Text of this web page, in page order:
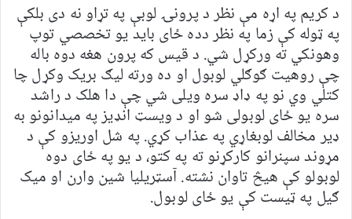
د کریم په اړه مې نظر د پرونۍ لوبې په تړاو نه دی بلکې
په ټوله کې زما په نظر دده ځای باید یو تخصصي توپ
وهونکي ته ورکړل شي. د قیس که پرون هغه دوه باله
چې روهیت ګوګلي لوبول او ده ورته لیګ بریک وکړل چا
کتلي وي نو په ډاډ سره ویلی شي چې دا هلک د راشد
سره یو ځای لوبولی شو او د ویسټ انډیز په میدانونو به
ډیر مخالف لوبغاړي په عذاب کړي. په شل اوریزو کې د
مړوند سپنرانو کارکړنو ته په کتو، د یو په ځای دوه
لوبولو کې هیڅ تاوان نشته. آسټریلیا شین وارن او میک
ګیل په ټیست کې یو ځای لوبول.